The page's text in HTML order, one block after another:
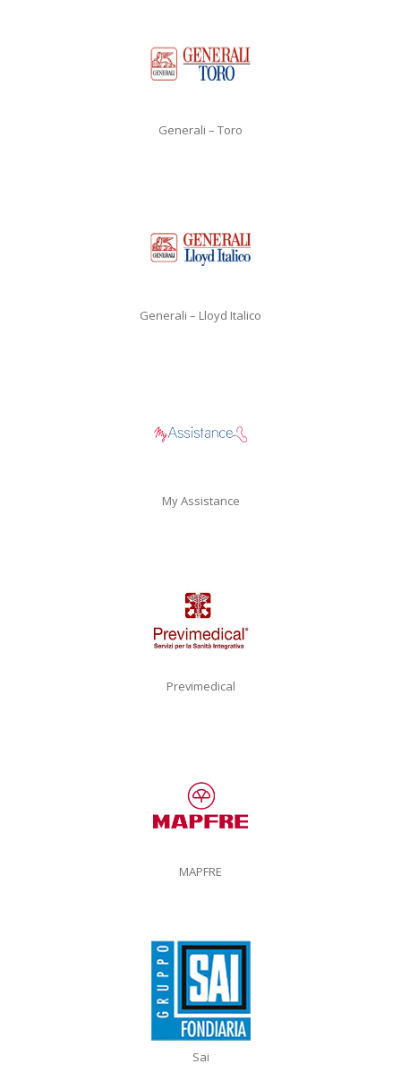
Generali – Toro
Generali – Lloyd Italico
My Assistance
Previmedical
MAPFRE
Sai